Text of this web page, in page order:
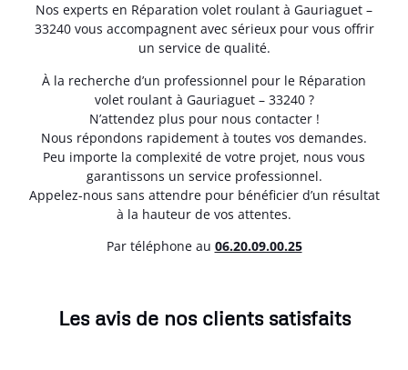
Nos experts en Réparation volet roulant à Gauriaguet –
33240 vous accompagnent avec sérieux pour vous offrir
un service de qualité.
À la recherche d’un professionnel pour le Réparation
volet roulant à Gauriaguet – 33240 ?
N’attendez plus pour nous contacter !
Nous répondons rapidement à toutes vos demandes.
Peu importe la complexité de votre projet, nous vous
garantissons un service professionnel.
Appelez-nous sans attendre pour bénéficier d’un résultat
à la hauteur de vos attentes.
Par téléphone au 06.20.09.00.25
Les avis de nos clients satisfaits